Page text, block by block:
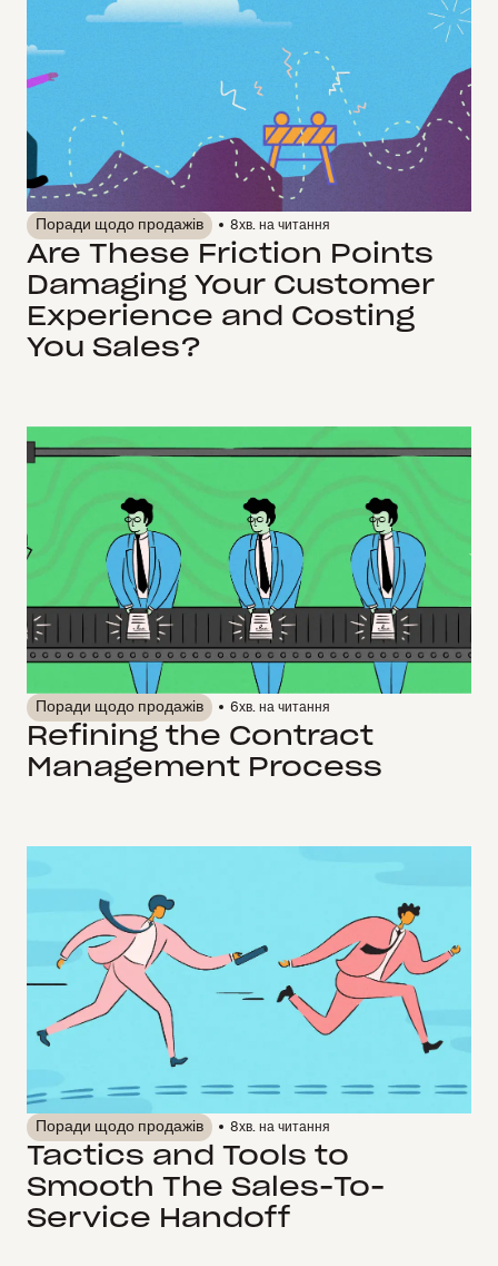
Поради щодо продажів 8хв. на читання
Are These Friction Points
Damaging Your Customer
Experience and Costing
You Sales?
Поради щодо продажів 6хв. на читання
Refining the Contract
Management Process
Поради щодо продажів 8хв. на читання
Tactics and Tools to
Smooth The Sales-To-
Service Handoff